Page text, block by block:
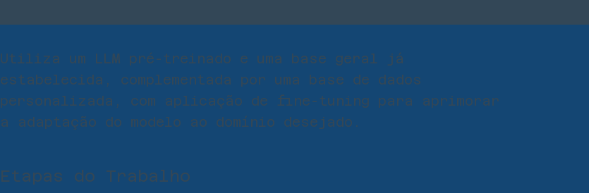
Etapas do Trabalho
Utiliza um LLM pré-treinado e uma base geral já
estabelecida, complementada por uma base de dados
personalizada, com aplicação de fine-tuning para aprimorar
a adaptação do modelo ao domínio desejado.